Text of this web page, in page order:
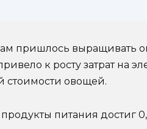
пришлось выращивать
к росту затрат на
стоимости овощей.
питания достиг